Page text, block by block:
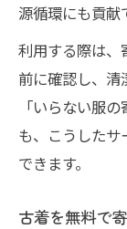
源循環にも貢献
利用する際は、
前に確認し、清
「いらない服
も、こうした
できます。
古着を無料で